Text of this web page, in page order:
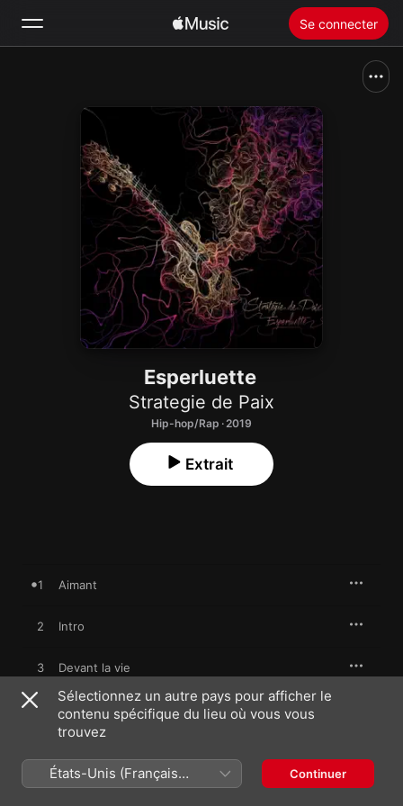
Se connecter
Nouveautés
Installer Apple Music
Esperluette
Strategie de Paix
Hip-hop/Rap · 2019
Extrait
1 Aimant
2 Intro
3 Devant la vie
4 Des ponts
Strategie de Paix,Nawel Ben Kraïem
Sélectionnez un autre pays pour afficher le
contenu spécifique du lieu où vous vous
trouvez
États-Unis (Français
France)
Continuer